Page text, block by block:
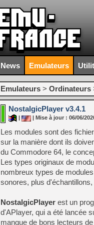
News Emulateurs
Emulateurs > Ordinateurs
NostalgicPlayer v3.4.1
| Mise à jour : 06/06/
Les modules sont des
sur la manière dont ils
du Commodore 64, le
Les types originaux de
nombreux types de
sonores, plus
NostalgicPlayer est un
d'APlayer, qui a été lancée
manque de bons lecteurs